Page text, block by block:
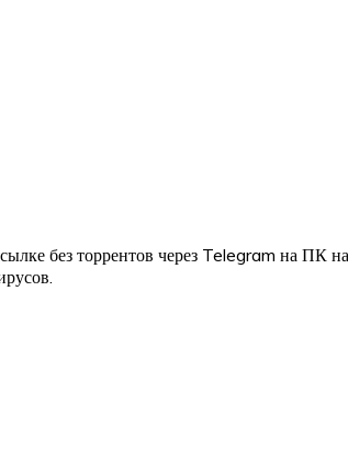
без торрентов через Telegram на ПК